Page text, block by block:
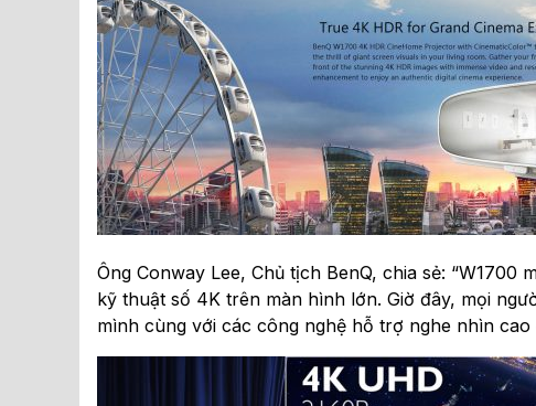
Ông Conway Lee, Chủ tịch BenQ, chia sẻ:
kỹ thuật số 4K trên màn hình lớn. Giờ đây, mọi
mình cùng với các công nghệ hỗ trợ nghe nhìn